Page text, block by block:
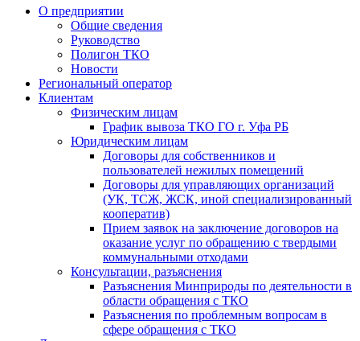
О предприятии
Общие сведения
Руководство
Полигон ТКО
Новости
Региональный оператор
Клиентам
Физическим лицам
График вывоза ТКО ГО г. Уфа РБ
Юридическим лицам
Договоры для собственников и
пользователей нежилых помещений
Договоры для управляющих организаций
(УК, ТСЖ, ЖСК, иной специализированный
кооператив)
Прием заявок на заключение договоров на
оказание услуг по обращению с твердыми
коммунальными отходами
Консультации, разъяснения
Разъяснения Минприроды по деятельности в
области обращения с ТКО
Разъяснения по проблемным вопросам в
сфере обращения с ТКО